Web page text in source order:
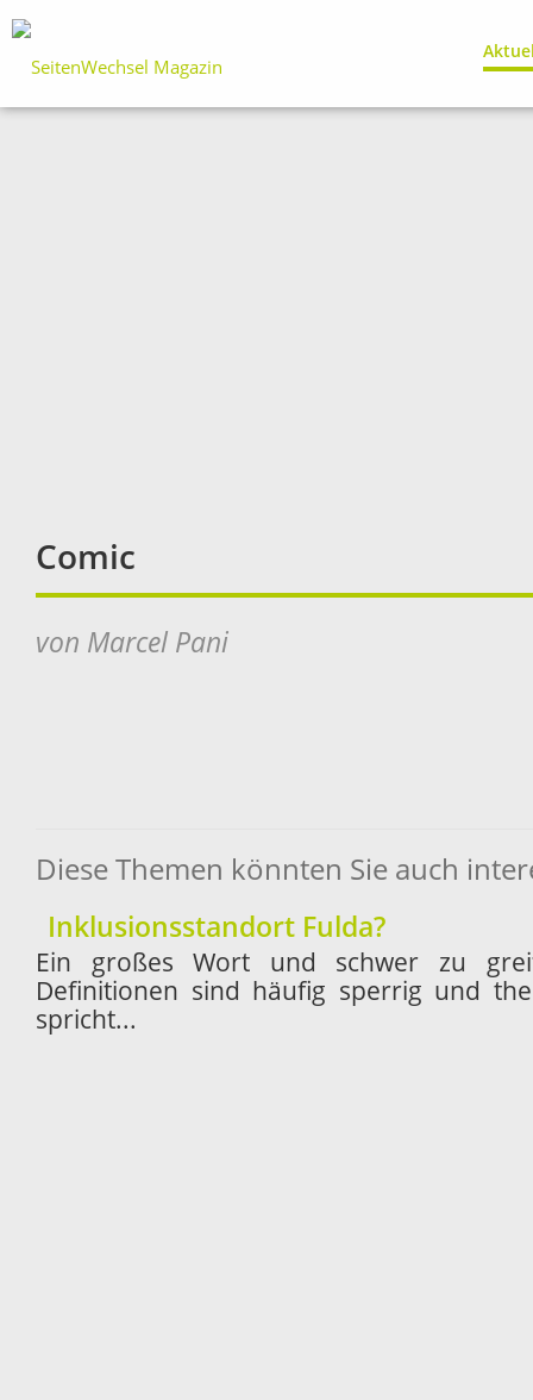
Comic
von Marcel Pani
Diese Themen könnten Sie auch
Inklusionsstandort Fulda?
Ein großes Wort und schwer zu
Definitionen sind häufig sperrig und
spricht...